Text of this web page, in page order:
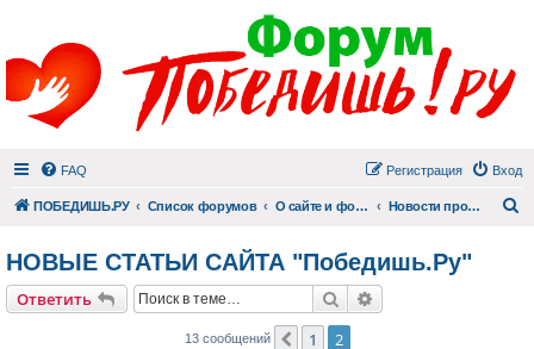
FAQ Вход
Регистрация
ПОБЕДИШЬ.РУ Список форумов О сайте и форуме Новости проекта
НОВЫЕ СТАТЬИ САЙТА "Победишь.Ру"
Ответить Поиск
13 сообщений Пред.
1 2